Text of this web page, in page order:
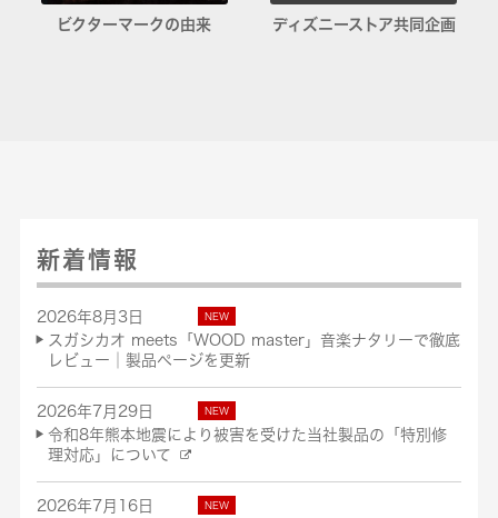
ビクターマークの由来 ディズニーストア共同企画
新着情報
2026年8月3日
スガシカオ meets「WOOD master」音楽ナタリーで徹底
レビュー│製品ページを更新
2026年7月29日
令和8年熊本地震により被害を受けた当社製品の「特別修
理対応」について
2026年7月16日